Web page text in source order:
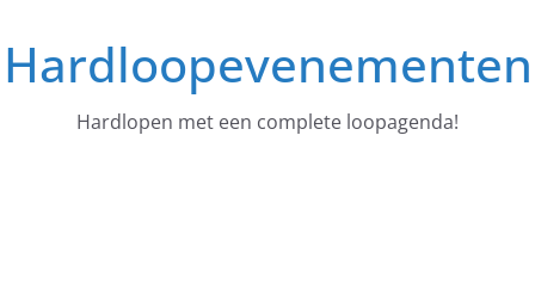
naar
deHardloopevenementen
Hardlopen met een complete loopagenda!